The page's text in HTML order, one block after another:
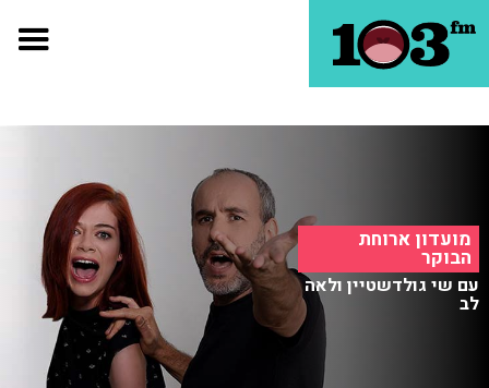
מועדון ארוחת
הבוקר
עם שי גולדשטיין ולאה
לב